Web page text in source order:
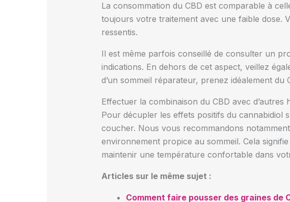
La consommation du CBD est comparable à
toujours votre traitement avec une faible dose.
ressentis.
Il est même parfois conseillé de consulter un
indications. En dehors de cet aspect, veillez
d’un sommeil réparateur, prenez idéalement
Effectuer la combinaison du CBD avec d’autres
Pour décupler les effets positifs du cannabidiol
coucher. Nous vous recommandons
environnement propice au sommeil. Cela
maintenir une température confortable dans
Articles sur le même sujet :
Comment faire pousser des graines de